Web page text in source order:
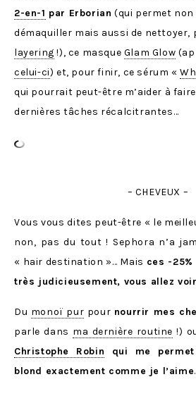
2-en-1 par Erborian (qui permet non
démaquiller mais aussi de nettoyer,
layering !), ce masque Glam Glow
celui-ci) et, pour finir, ce sérum «
qui pourrait peut-être m’aider à
dernières tâches récalcitrantes…
– CHEVEUX –
Vous vous dites peut-être « le
non, pas du tout ! Sephora n’a
« hair destination »… Mais ces -
très judicieusement, vous allez voir
Du monoï pur pour nourrir mes
parle dans ma dernière routine !)
Christophe Robin qui me
blond exactement comme je l’aime.